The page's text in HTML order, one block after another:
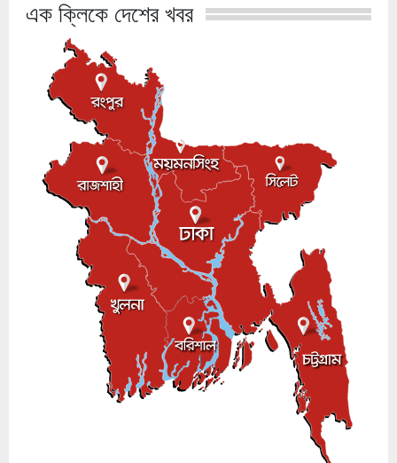
এক ক্লিকে দেশের খবর